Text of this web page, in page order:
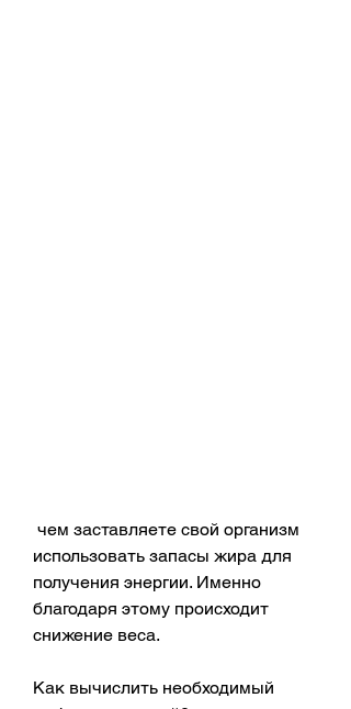
использовать запасы жира для
получения энергии. Именно
благодаря этому происходит
снижение веса.
Как вычислить необходимый